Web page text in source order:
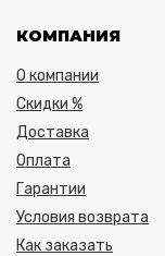
КОМПАНИЯ
О компании
Скидки %
Доставка
Оплата
Гарантии
Условия возврата
Как заказать